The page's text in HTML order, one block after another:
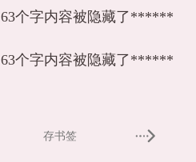
个字内容被隐藏了******
个字内容被隐藏了******
存书签